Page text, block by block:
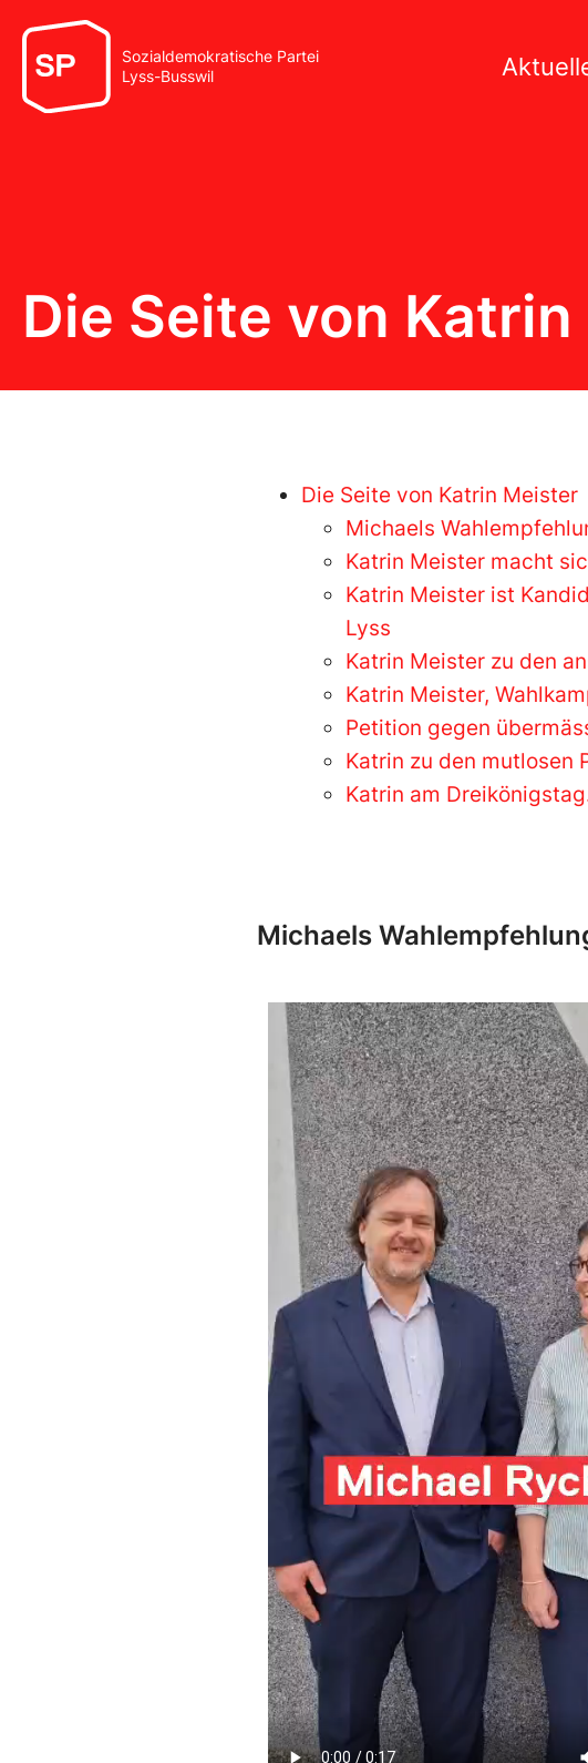
Sozialdemokratische Partei
Lyss-Busswil
Die Seite von
Die Seite von Katrin Meister
Michaels
Katrin Meister macht
Katrin Meister ist
Lyss
Katrin Meister zu den
Katrin Meister,
Petition gegen
Katrin zu den mutlosen
Katrin am
Michaels